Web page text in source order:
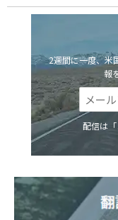
2週間に一度、米
報
配信は「